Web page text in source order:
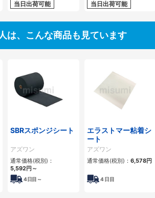
当日出荷可能 当日出荷可能
は、こんな商品も見ています
SBRスポンジシート
アズワン
通常価格(税別)：
5,592円～
4日目～
エラストマー粘着シ
ート
アズワン
通常価格(税別)： 6,578円
4日目